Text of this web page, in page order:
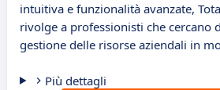
intuitiva e funzionalità avanzate,
rivolge a professionisti che cercano
gestione delle risorse aziendali in
Più dettagli